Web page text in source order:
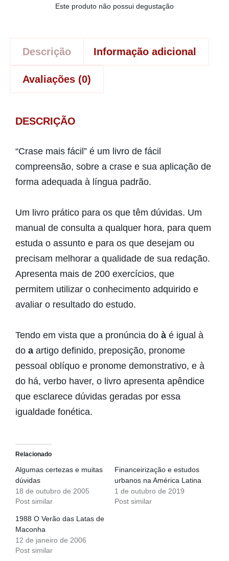
Este produto não possui degustação
Descrição Informação adicional
Avaliações (0)
DESCRIÇÃO
“Crase mais fácil” é um livro de fácil
compreensão, sobre a crase e sua aplicação de
forma adequada à língua padrão.
Um livro prático para os que têm dúvidas. Um
manual de consulta a qualquer hora, para quem
estuda o assunto e para os que desejam ou
precisam melhorar a qualidade de sua redação.
Apresenta mais de 200 exercícios, que
permitem utilizar o conhecimento adquirido e
avaliar o resultado do estudo.
Tendo em vista que a pronúncia do à é igual à
do a artigo definido, preposição, pronome
pessoal oblíquo e pronome demonstrativo, e à
do há, verbo haver, o livro apresenta apêndice
que esclarece dúvidas geradas por essa
igualdade fonética.
Relacionado
Algumas certezas e muitas
dúvidas
18 de outubro de 2005
Post similar
Financeirização e estudos
urbanos na América Latina
1 de outubro de 2019
Post similar
1988 O Verão das Latas de
Maconha
12 de janeiro de 2006
Post similar